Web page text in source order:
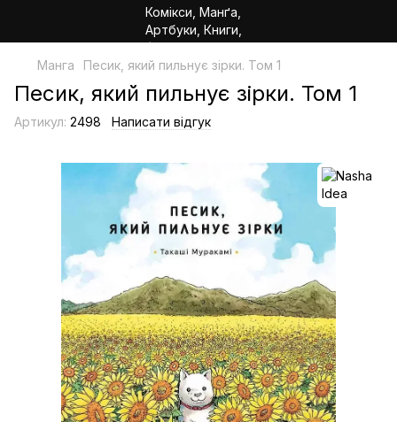
Манга Песик, який пильнує зірки. Том 1
Песик, який пильнує зірки. Том 1
Артикул: 2498 Написати відгук